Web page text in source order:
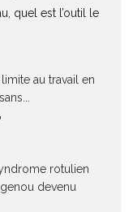
quel est l’outil le
au travail en
rotulien
devenu